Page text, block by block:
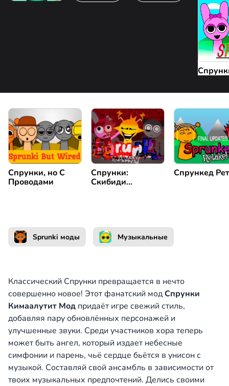
Спрунки, но С
Проводами
Спрунки:
Скибиди
Спрункед
Sprunki моды Музыкальные
Классический Спрунки превращается в нечто
совершенно новое! Этот фанатский модСпрунки
Кимаалутит Мод придаёт игре свежий стиль,
добавляя пару обновлённых персонажей и
улучшенные звуки. Среди участников хора теперь
может быть ангел, который издает небесные
симфонии и парень, чьё сердце бьётся в унисон с
музыкой. Составляй свой ансамбль в зависимости от
твоих музыкальных предпочтений. Делись своими